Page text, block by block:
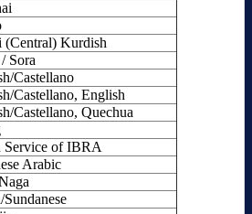
(Central) Kurdish
Sora
Castellano
Castellano, English
Castellano, Quechua
Service of IBRA
Arabic
Sundanese